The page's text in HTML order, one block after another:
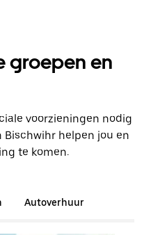
groepen en
voorzieningen nodig
Bischwihr helpen jou en
te komen.
Autoverhuur